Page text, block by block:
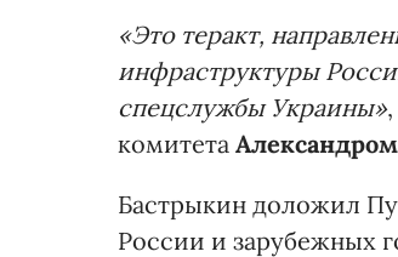
«Это теракт,
инфраструктуры
спецслужбы Украины»
комитета
Бастрыкин доложил
России и зарубежных